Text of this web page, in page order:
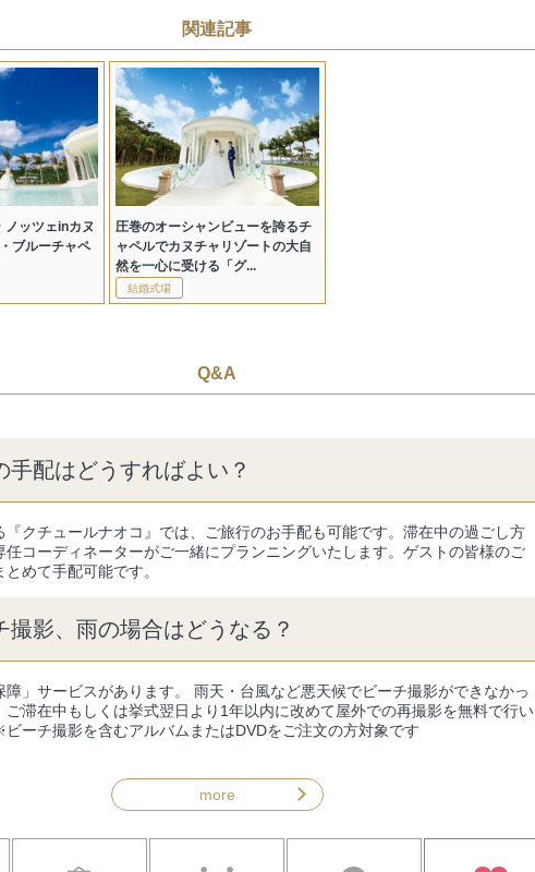
関連記事
ノッツェinカヌ
ブルーチャペ
圧巻のオーシャンビューを誇るチ
ャペルでカヌチャリゾートの大自
然を一心に受ける「グ...
結婚式場
Q&A
手配はどうすればよい？
『クチュールナオコ』では、ご旅行のお手配も可能です。滞在中の過ごし方
任コーディネーターがご一緒にプランニングいたします。ゲストの皆様のご
とめて手配可能です。
撮影、雨の場合はどうなる？
障」サービスがあります。 雨天・台風など悪天候でビーチ撮影ができなかっ
ご滞在中もしくは挙式翌日より1年以内に改めて屋外での再撮影を無料で行い
ーチ撮影を含むアルバムまたはDVDをご注文の方対象です
more